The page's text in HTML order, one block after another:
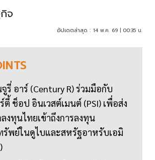
จ
อัปเดตล่าสุด : 14 พ.ค. 69 | 00:35 น.
รี่ อาร์ (Century R) ร่วมมือกับ
ช็อป อินเวสต์เมนต์ (PSI) เพื่อส่ง
งทุนไทยเข้าถึงการลงทุน
รัพย์ในดูไบและสหรัฐอาหรับเอมิ